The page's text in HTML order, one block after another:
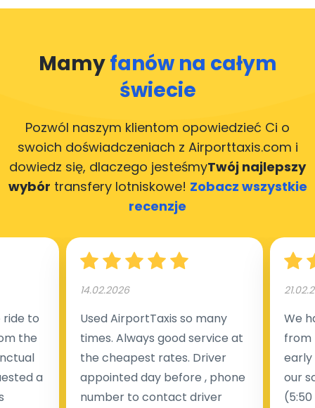
Mamyfanów na całym
świecie
Pozwól naszym klientom opowiedzieć Ci o
swoich doświadczeniach z Airporttaxis.com i
dowiedz się, dlaczego jesteśmyTwój najlepszy
wybór transfery lotniskowe! Zobacz wszystkie
recenzje
to
the
a
14.02.2026
Used AirportTaxis so many
times. Always good service at
the cheapest rates. Driver
appointed day before , phone
number to contact driver
We
from
early
our